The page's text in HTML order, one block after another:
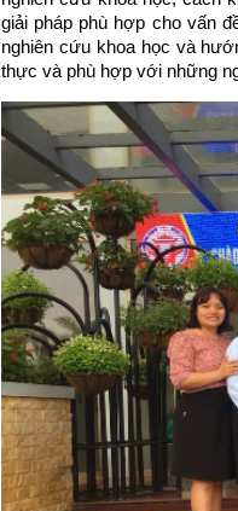
giải pháp phù hợp cho vấn
nghiên cứu khoa học và
thực và phù hợp với những